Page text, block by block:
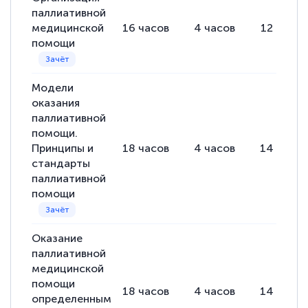
русскому языку и литературе". Много
полезных материалов помогли
подготовиться к тестированию. Это
статьи. Времени на подготовку
достаточно. Курс помогает пройти
аттестацию в школе. Спасибо!
Евгения Коротких
Знаток города 2 уровня
Спасибо большое Академии! Грамотное,
вежливое сопровождение! Всё чётко и
паллиативной
медицинской
помощи
16 часов 4 часов 12
Модели
оказания
паллиативной
помощи.
Принципы и
стандарты
паллиативной
помощи
18 часов 4 часов 14
Оказание
паллиативной
медицинской
помощи
определенным
18 часов 4 часов 14